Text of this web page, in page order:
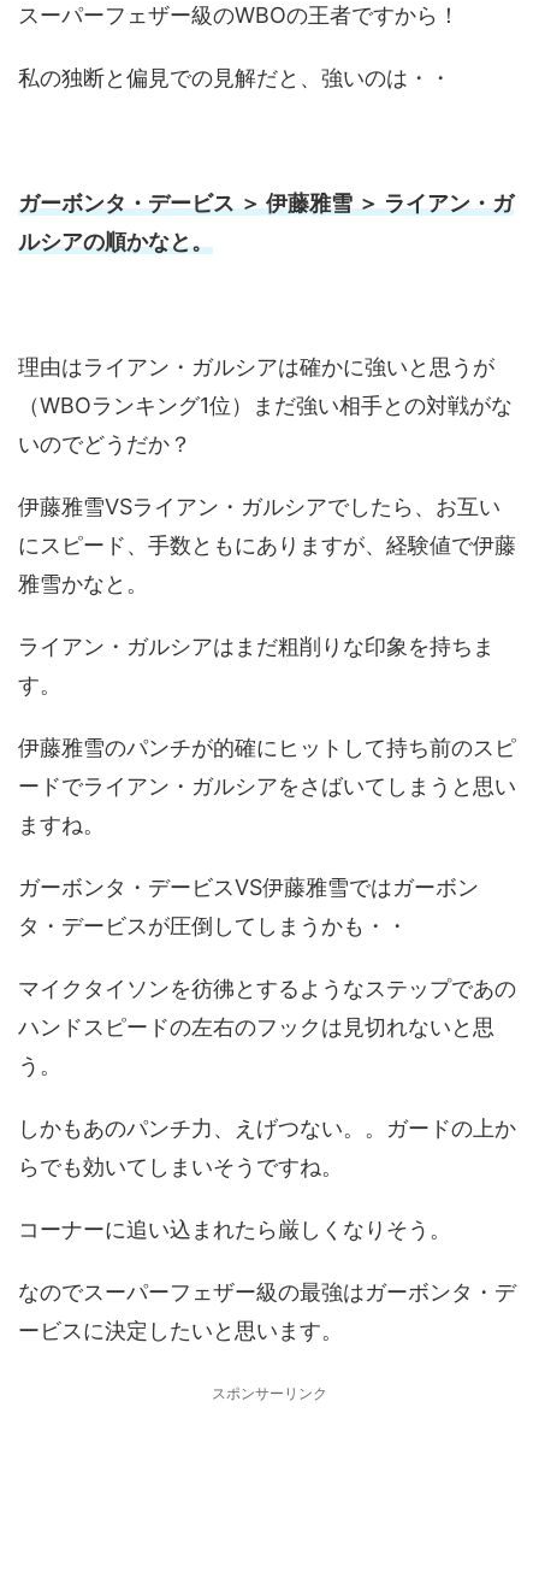
スーパーフェザー級のWBOの王者ですから！
私の独断と偏見での見解だと、強いのは・・
ガーボンタ・デービス ＞ 伊藤雅雪 ＞ ライアン・ガ
ルシアの順かなと。
理由はライアン・ガルシアは確かに強いと思うが
（WBOランキング1位）まだ強い相手との対戦がな
いのでどうだか？
伊藤雅雪VSライアン・ガルシアでしたら、お互い
にスピード、手数ともにありますが、経験値で伊藤
雅雪かなと。
ライアン・ガルシアはまだ粗削りな印象を持ちま
す。
伊藤雅雪のパンチが的確にヒットして持ち前のスピ
ードでライアン・ガルシアをさばいてしまうと思い
ますね。
ガーボンタ・デービスVS伊藤雅雪ではガーボン
タ・デービスが圧倒してしまうかも・・
マイクタイソンを彷彿とするようなステップであの
ハンドスピードの左右のフックは見切れないと思
う。
しかもあのパンチ力、えげつない。。ガードの上か
らでも効いてしまいそうですね。
コーナーに追い込まれたら厳しくなりそう。
なのでスーパーフェザー級の最強はガーボンタ・デ
ービスに決定したいと思います。
スポンサーリンク